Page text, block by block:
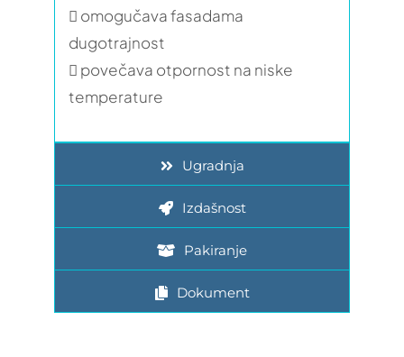
 omogučava fasadama
dugotrajnost
 povečava otpornost na niske
temperature
Ugradnja
Izdašnost
Pakiranje
Dokument